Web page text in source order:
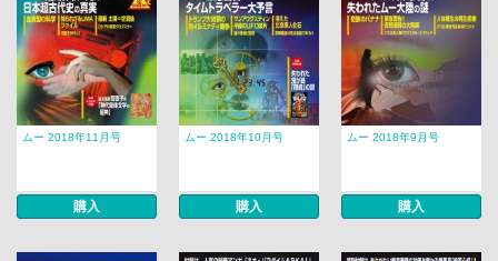
ムー 2018年11月号
購入
ムー 2018年10月号
購入
ムー 2018年9月号
購入